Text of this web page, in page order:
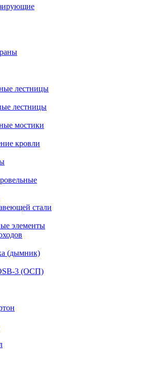
лестницы
лестницы
мостики
кровли
стали
элементы
(дымник)
3 (ОСП)